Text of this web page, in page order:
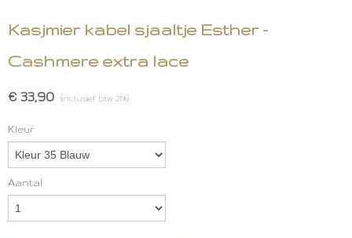
Kasjmier kabel sjaaltje Esther -
Cashmere extra lace
€ 33,90 (inclusief btw 21%)
Kleur
Aantal